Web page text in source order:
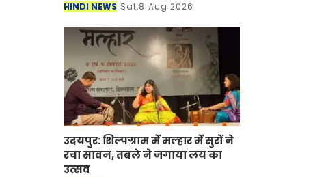
HINDI NEWS Sat,8 Aug 2026
उदयपुर: शिल्पग्राम में मल्हार में सुरों ने
रचा सावन, तबले ने जगाया लय का
उत्सव